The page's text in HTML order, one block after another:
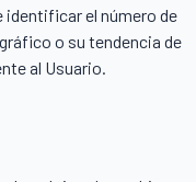
identificar el número de
o su tendencia de
al Usuario.